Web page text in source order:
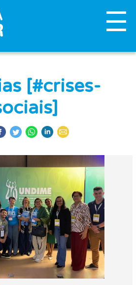
[#crises-